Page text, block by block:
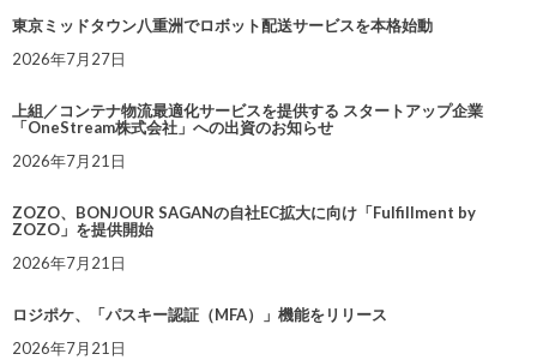
東京ミッドタウン八重洲でロボット配送サービスを本格始動
2026年7月27日
上組／コンテナ物流最適化サービスを提供する スタートアップ企業
「OneStream株式会社」への出資のお知らせ
2026年7月21日
ZOZO、BONJOUR SAGANの自社EC拡大に向け「Fulfillment by
ZOZO」を提供開始
2026年7月21日
ロジポケ、「パスキー認証（MFA）」機能をリリース
2026年7月21日